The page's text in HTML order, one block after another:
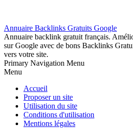
Annuaire Backlinks Gratuits Google
Annuaire backlink gratuit français.
sur Google avec de bons Backlinks
vers votre site.
Primary Navigation Menu
Menu
Accueil
Proposer un site
Utilisation du site
Conditions d'utilisation
Mentions légales